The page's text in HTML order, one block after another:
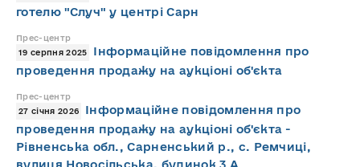
готелю "Случ" у центрі Сарн
Прес-центр
19 серпня 2025
Інформаційне повідомлення про
проведення продажу на аукціоні об'єкта
Прес-центр
27 січня 2026
Інформаційне повідомлення про
проведення продажу на аукціоні об'єкта -
Рівненська обл., Сарненський р., с. Ремчиці,
вулиця Новосільська, будинок 3 А